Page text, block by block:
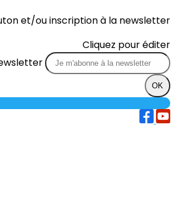
et/ou inscription à la newsletter
Cliquez pour éditer
OK